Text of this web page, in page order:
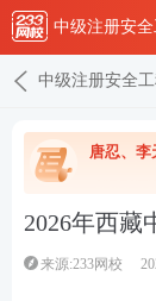
中级注册安
中级注册安全
唐忍、
2026年西藏
来源:233网校